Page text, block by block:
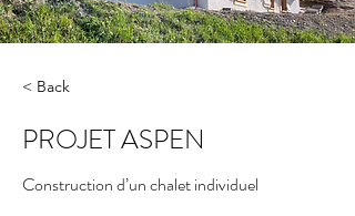
< Back
PROJET ASPEN
Construction d’un chalet individuel